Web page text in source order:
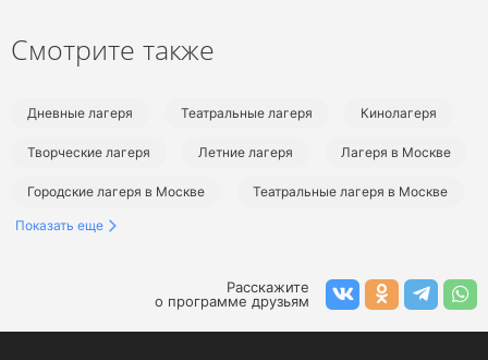
Смотрите также
Дневные лагеря Театральные лагеря Кинолагеря
Творческие лагеря Летние лагеря Лагеря в Москве
Городские лагеря в Москве Театральные лагеря в Москве
Кинолагеря в Москве
Летние театральные лагеря Летние кинолагеря
Показать еще
Расскажите
о программе друзьям